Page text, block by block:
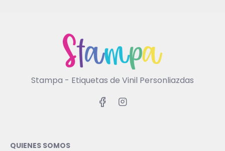
Stampa - Etiquetas de Vinil Personliazdas
QUIENES SOMOS